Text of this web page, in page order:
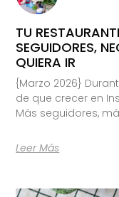
TU
SEGUIDORES,
QUIERA IR
{Marzo 2026}
de que crecer en
Más seguidores,
Leer Más